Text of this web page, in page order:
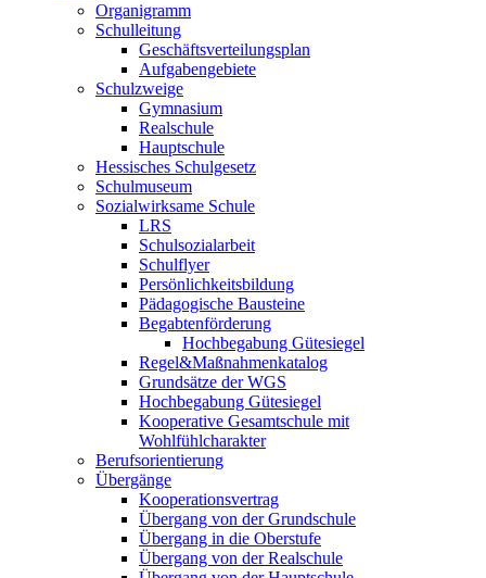
Organigramm
Schulleitung
Geschäftsverteilungsplan
Aufgabengebiete
Schulzweige
Gymnasium
Realschule
Hauptschule
Hessisches Schulgesetz
Schulmuseum
Sozialwirksame Schule
LRS
Schulsozialarbeit
Schulflyer
Persönlichkeitsbildung
Pädagogische Bausteine
Begabtenförderung
Hochbegabung Gütesiegel
Regel&Maßnahmenkatalog
Grundsätze der WGS
Hochbegabung Gütesiegel
Kooperative Gesamtschule mit
Wohlfühlcharakter
Berufsorientierung
Übergänge
Kooperationsvertrag
Übergang von der Grundschule
Übergang in die Oberstufe
Übergang von der Realschule